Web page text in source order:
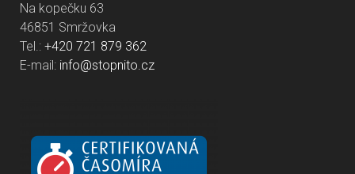
Na kopečku 63
46851 Smržovka
Tel.: +420 721 879 362
E-mail: info@stopnito.cz